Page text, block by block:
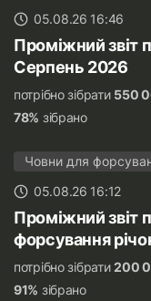
05.08.26 16:46
Проміжний звіт
Серпень 2026
потрібно зібрати 550
78% зібрано
Човни для
05.08.26 16:12
Проміжний звіт
форсування
потрібно зібрати200
91% зібрано